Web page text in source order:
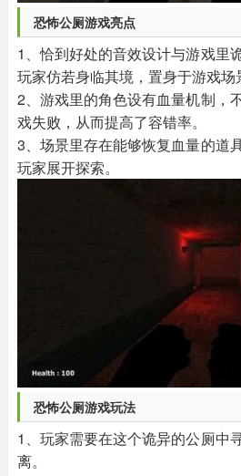
恐怖公厕游戏亮点
1、恰到好处的音效设计与游戏里
玩家仿若身临其境，置身于游戏场
2、游戏里的角色设有血量机制，
戏失败，从而提高了容错率。
3、场景里存在能够恢复血量的道
玩家展开探索。
恐怖公厕游戏玩法
1、玩家需要在这个诡异的公厕中
离。